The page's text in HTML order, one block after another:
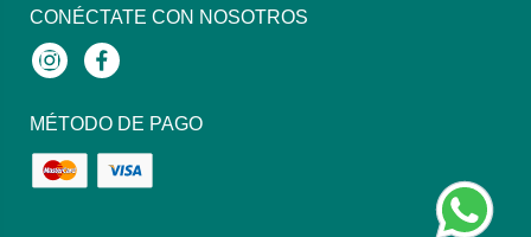
CONÉCTATE CON NOSOTROS
InstagramFacebook
MÉTODO DE PAGO